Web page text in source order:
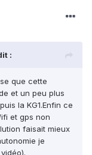
:
que cette
et un peu plus
la KG1.Enfin ce
et gps non
faisait mieux
je